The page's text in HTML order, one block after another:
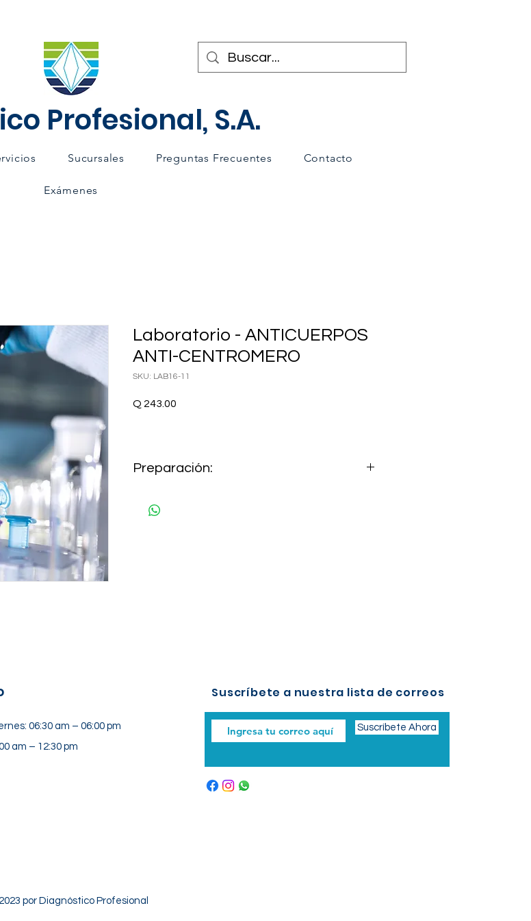
Profesional, S.A.
Sucursales Preguntas Frecuentes Contacto
Exámenes
Laboratorio - ANTICUERPOS
ANTI-CENTROMERO
SKU: LAB16-11
Q 243.00
Preparación:
06:30 am – 06:00 pm
am – 12:30 pm
Suscríbete a nuestra lista de correos
Suscríbete Ahora
por Diagnóstico Profesional